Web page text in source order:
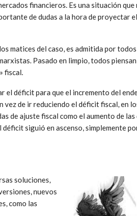
financieros. Es una situación que
de dudas a la hora de proyectar
matices del caso, es admitida por
Pasado en limpio, todos
fiscal.
el déficit para que el incremento del
de ir reduciendo el déficit fiscal, en
de ajuste fiscal como el aumento de
siguió en ascenso, simplemente
soluciones,
nuevos
como las